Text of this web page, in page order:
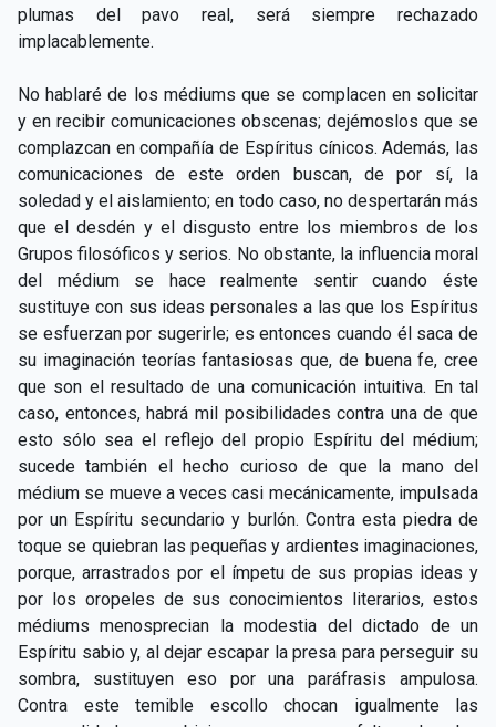
plumas del pavo real, será siempre rechazado
implacablemente.
No hablaré de los médiums que se complacen en solicitar
y en recibir comunicaciones obscenas; dejémoslos que se
complazcan en compañía de Espíritus cínicos. Además, las
comunicaciones de este orden buscan, de por sí, la
soledad y el aislamiento; en todo caso, no despertarán más
que el desdén y el disgusto entre los miembros de los
Grupos filosóficos y serios. No obstante, la influencia moral
del médium se hace realmente sentir cuando éste
sustituye con sus ideas personales a las que los Espíritus
se esfuerzan por sugerirle; es entonces cuando él saca de
su imaginación teorías fantasiosas que, de buena fe, cree
que son el resultado de una comunicación intuitiva. En tal
caso, entonces, habrá mil posibilidades contra una de que
esto sólo sea el reflejo del propio Espíritu del médium;
sucede también el hecho curioso de que la mano del
médium se mueve a veces casi mecánicamente, impulsada
por un Espíritu secundario y burlón. Contra esta piedra de
toque se quiebran las pequeñas y ardientes imaginaciones,
porque, arrastrados por el ímpetu de sus propias ideas y
por los oropeles de sus conocimientos literarios, estos
médiums menosprecian la modestia del dictado de un
Espíritu sabio y, al dejar escapar la presa para perseguir su
sombra, sustituyen eso por una paráfrasis ampulosa.
Contra este temible escollo chocan igualmente las